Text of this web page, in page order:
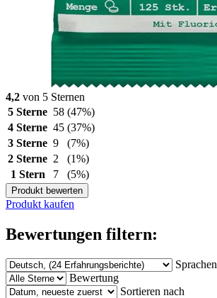
4,2 von 5 Sternen
5 Sterne 58 (47%)
4 Sterne 45 (37%)
3 Sterne 9
(7%)
2 Sterne 2
(1%)
1 Stern
7 (5%)
Produkt bewerten
Produkt kaufen
Bewertungen filtern:
Sprachen
Bewertung
Sortieren nach